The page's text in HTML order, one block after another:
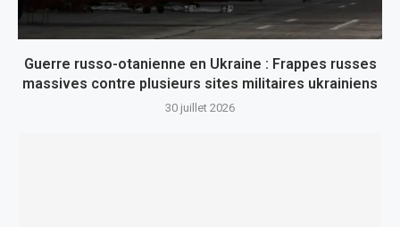
Guerre russo-otanienne en Ukraine : Frappes russes
massives contre plusieurs sites militaires ukrainiens
30 juillet 2026